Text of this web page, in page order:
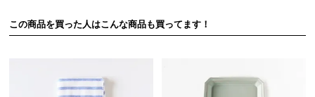
この商品を買った人はこんな商品も買ってます！